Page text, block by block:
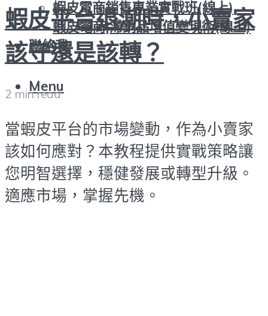
蝦皮電商銷售專業實戰班(線上)
蝦皮電商|滯銷品增值變現術(線上)
聯絡我
Menu
蝦皮平台退潮時，小賣家
該守還是該轉？
2 min read
當蝦皮平台的市場變動，作為小賣家
該如何應對？本教程提供實戰策略讓
您明智選擇，穩健發展或轉型升級。
適應市場，掌握先機。